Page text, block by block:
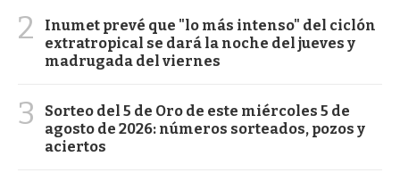
2
Inumet prevé que "lo más intenso" del ciclón
extratropical se dará la noche del jueves y
madrugada del viernes
3
Sorteo del 5 de Oro de este miércoles 5 de
agosto de 2026: números sorteados, pozos y
aciertos